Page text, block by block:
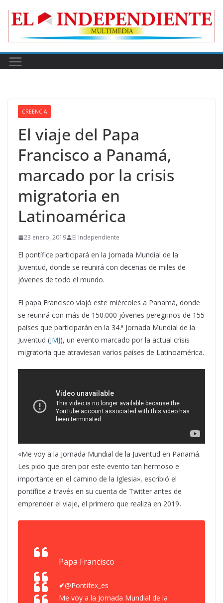
CREENCIA
El viaje del Papa
Francisco a Panamá,
marcado por la crisis
migratoria en
Latinoamérica
23 enero, 2019 El Independiente
El pontífice participará en la Jornada Mundial de la
Juventud, donde se reunirá con decenas de miles de
jóvenes de todo el mundo.
El papa Francisco viajó este miércoles a Panamá, donde
se reunirá con más de 150.000 jóvenes peregrinos de 155
países que participarán en la 34.ª Jornada Mundial de la
Juventud (JMJ), un evento marcado por la actual crisis
migratoria que atraviesan varios países de Latinoamérica.
«Me voy a la Jornada Mundial de la Juventud en Panamá.
Les pido que oren por este evento tan hermoso e
importante en el camino de la Iglesia», escribió el
pontífice a través en su cuenta de Twitter antes de
emprender el viaje, el primero que realiza en 2019.
Papa Francisco
✔@Pontifex_es
Me voy a la Jornada Mundial de la